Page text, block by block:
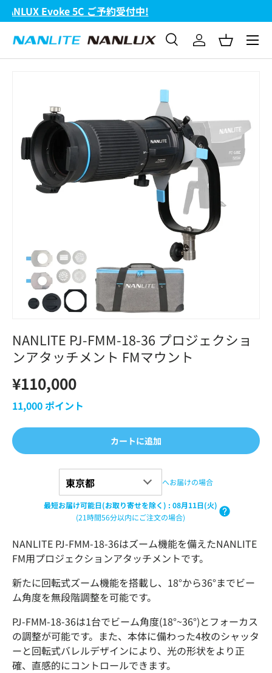
コンテンツへスキップ
FC-720B & FC-720C 新発売!
検索
検索 ログインバスケッ
メニ
NANLITE PJ-FMM-18-36 プロジェクショ
ンアタッチメント FMマウント
¥110,000
11,000ポイント
カートに追加
へお届けの場合
最短お届け可能日(お取り寄せを除く) : 08月11日(火)
(21時間56分以内にご注文の場合)
NANLITE PJ-FMM-18-36はズーム機能を備えたNANLITE
FM用プロジェクションアタッチメントです。
新たに回転式ズーム機能を搭載し、18°から36°までビー
ム角度を無段階調整を可能です。
PJ-FMM-18-36は1台でビーム角度(18°~36°)とフォーカス
の調整が可能です。また、本体に備わった4枚のシャッタ
ーと回転式バレルデザインにより、光の形状をより正
確、直感的にコントロールできます。